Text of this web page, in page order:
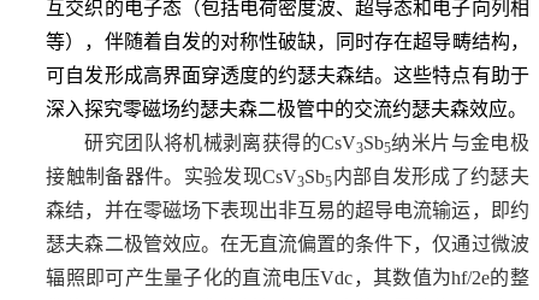
互交织的电子态（包括电荷密度波、超导态和电子向列相
等），伴随着自发的对称性破缺，同时存在超导畴结构，
可自发形成高界面穿透度的约瑟夫森结。这些特点有助于
深入探究零磁场约瑟夫森二极管中的交流约瑟夫森效应。
研究团队将机械剥离获得的CsV3Sb5纳米片与金电极
接触制备器件。 实验发现CsV3Sb5内部自发形成了约瑟夫
森结， 并在零磁场下表现出非互易的超导电流输运，即约
瑟夫森二极管效应。在无直流偏置的条件下，仅通过微波
辐照即可产生量子化的直流电压Vdc，其数值为hf/2e的整